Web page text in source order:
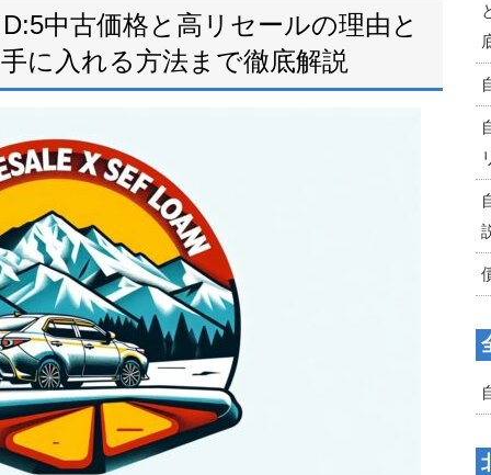
中古価格と高リセールの理由と
に入れる方法まで徹底解説